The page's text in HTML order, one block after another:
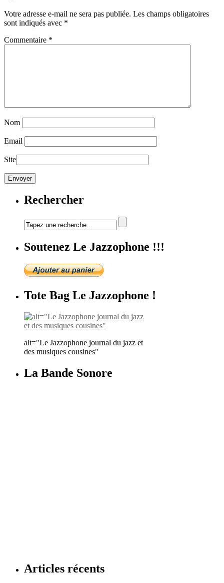
Votre adresse e-mail ne sera pas publiée. Les champs obligatoires
sont indiqués avec *
Commentaire *
Nom
Email
Site
Rechercher
Soutenez Le Jazzophone !!!
Tote Bag Le Jazzophone !
alt="Le Jazzophone journal du jazz et
des musiques cousines"
La Bande Sonore
Articles récents